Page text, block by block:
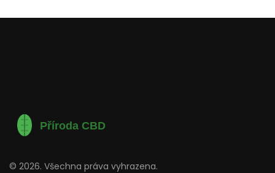
© 2026. Všechna práva vyhrazena.